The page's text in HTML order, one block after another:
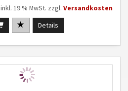
inkl. 19 % MwSt. zzgl. Versandkosten
Details